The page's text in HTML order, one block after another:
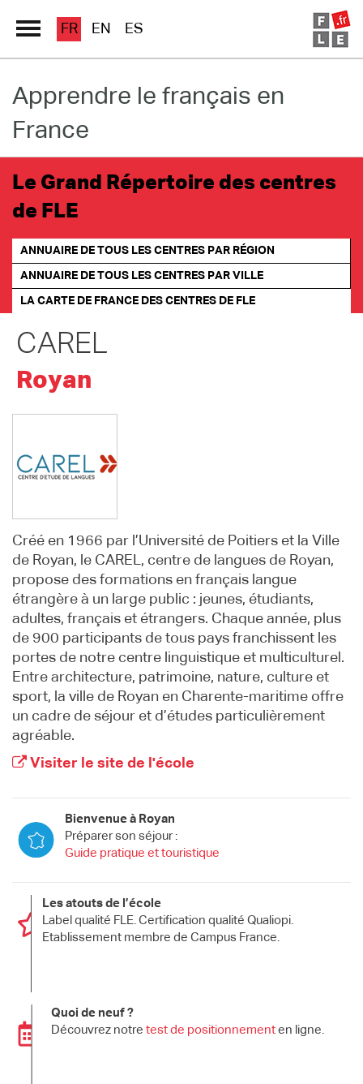
Grand Répertoire
Immersion France
Le français en ligne
Les pages PRO
FR EN ES
Apprendre le français en
France
Le Grand Répertoire des centres
de FLE
ANNUAIRE DE TOUS LES CENTRES PAR RÉGION
ANNUAIRE DE TOUS LES CENTRES PAR VILLE
LA CARTE DE FRANCE DES CENTRES DE FLE
CAREL
Royan
Créé en 1966 par l’Université de Poitiers et la Ville
de Royan, le CAREL, centre de langues de Royan,
propose des formations en français langue
étrangère à un large public : jeunes, étudiants,
adultes, français et étrangers. Chaque année, plus
de 900 participants de tous pays franchissent les
portes de notre centre linguistique et multiculturel.
Entre architecture, patrimoine, nature, culture et
sport, la ville de Royan en Charente-maritime offre
un cadre de séjour et d’études particulièrement
agréable.
Visiter le site de l'école
Bienvenue à Royan
Préparer son séjour :
Guide pratique et touristique
Les atouts de l’école
Label qualité FLE. Certification qualité Qualiopi.
Etablissement membre de Campus France.
Quoi de neuf ?
Découvrez notre test de positionnement en ligne.